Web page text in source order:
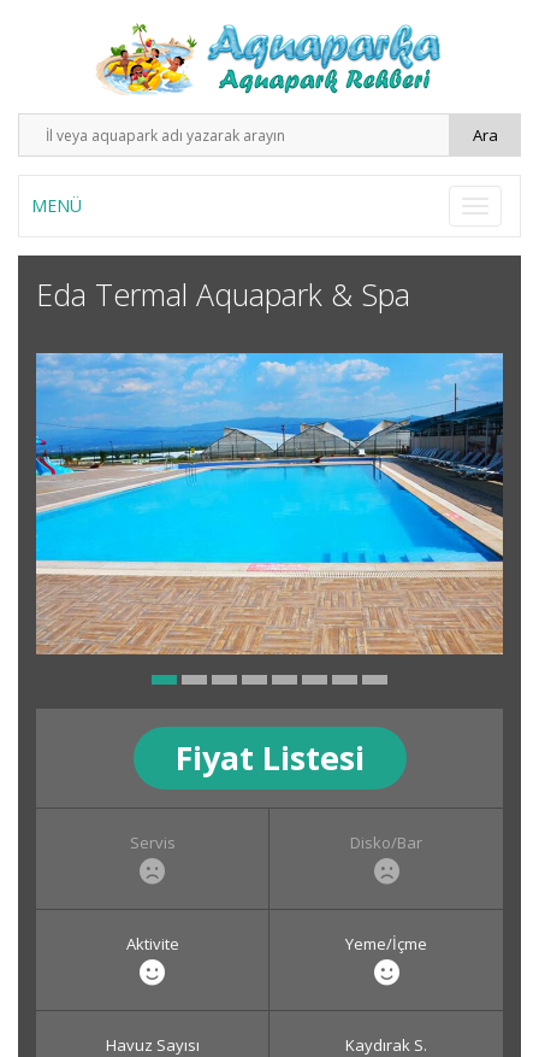
MENÜ
Eda Termal Aquapark & Spa
Fiyat Listesi
Servis Disko/Bar
Aktivite Yeme/İçme
Havuz Sayısı Kaydırak S.